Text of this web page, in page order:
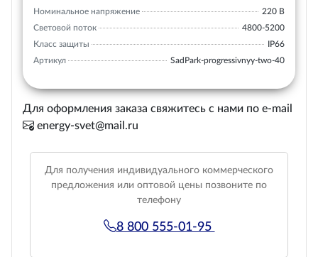
Номинальное напряжение
220 В
Световой поток
4800-5200
Класс защиты
IP66
Артикул
SadPark-progressivnyy-two-40
Для оформления заказа свяжитесь с нами по e-mail
energy-svet@mail.ru
Для получения индивидуального коммерческого
предложения или оптовой цены позвоните по
телефону
8 800 555-01-95